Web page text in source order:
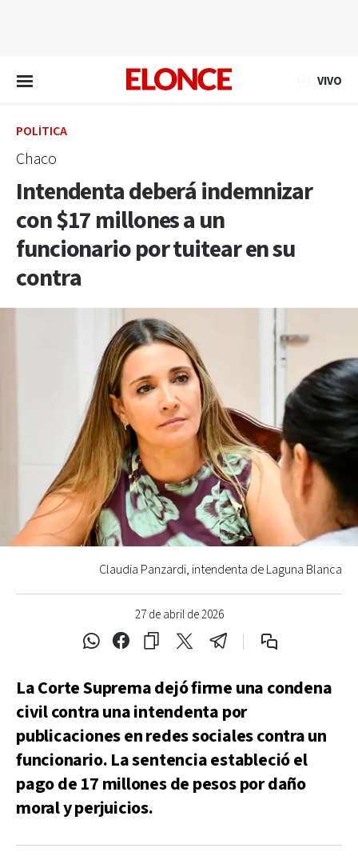
VIVO
POLÍTICA
Chaco
Intendenta deberá indemnizar
con $17 millones a un
funcionario por tuitear en su
contra
27 de abril de 2026
Claudia Panzardi, intendenta de Laguna Blanca
La Corte Suprema dejó firme una condena
civil contra una intendenta por
publicaciones en redes sociales contra un
funcionario. La sentencia estableció el
pago de 17 millones de pesos por daño
moral y perjuicios.